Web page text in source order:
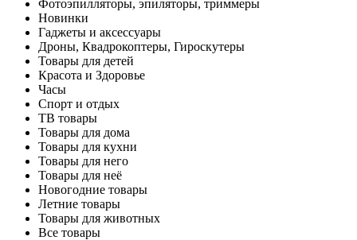
Фотоэпилляторы, эпиляторы, триммеры
Новинки
Гаджеты и аксессуары
Дроны, Квадрокоптеры, Гироскутеры
Товары для детей
Красота и Здоровье
Часы
Спорт и отдых
ТВ товары
Товары для дома
Товары для кухни
Товары для него
Товары для неё
Новогодние товары
Летние товары
Товары для животных
Все товары